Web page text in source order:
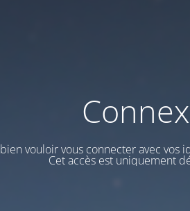
vouloir vous connecter avec vos
Cet accès est uniquement